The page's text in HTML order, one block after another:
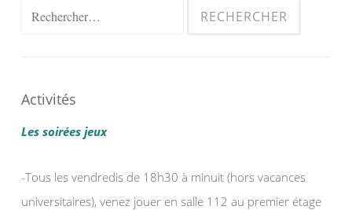
Rechercher :
Activités
Les soirées jeux
-Tous les vendredis de 18h30 à minuit (hors vacances
universitaires), venez jouer en salle 112 au premier étage